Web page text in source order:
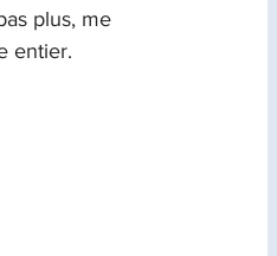
plus, me
entier.